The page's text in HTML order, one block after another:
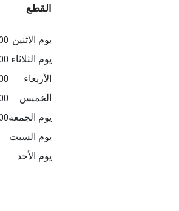
القطع
يوم الاثنين 08:00 / 17:00
يوم الثلاثاء08:00 / 17:00
الأربعاء
08:00 / 17:00
الخميس
08:00 / 17:00
يوم الجمعة08:00 / 17:00
يوم السبت
يوم الأحد